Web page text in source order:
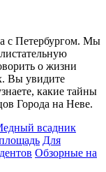
с Петербургом. Мы
о жизни
Вы увидите
какие тайны
Города на Неве.
всадник
Для
Обзорные на